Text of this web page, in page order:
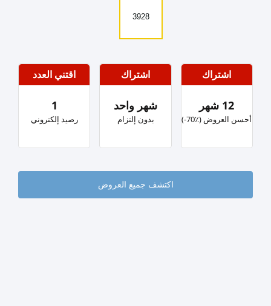
3928
اشتراك
12 شهر
‏أحسن العروض (٪؜70-)
اشتراك
شهر واحد
بدون إلتزام
اقتني العدد
1
رصيد إلكتروني
اكتشف جميع العروض